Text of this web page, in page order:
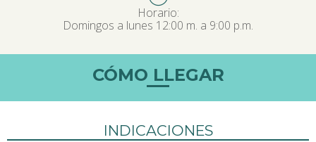
Horario:
Domingos a lunes 12:00 m. a 9:00 p.m.
CÓMO LLEGAR
INDICACIONES